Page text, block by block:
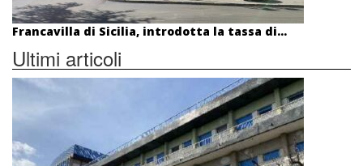
Francavilla di Sicilia, introdotta la tassa di...
Ultimi articoli